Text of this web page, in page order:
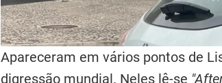
Apareceram em vários pontos de
digressão mundial. Neles lê-se